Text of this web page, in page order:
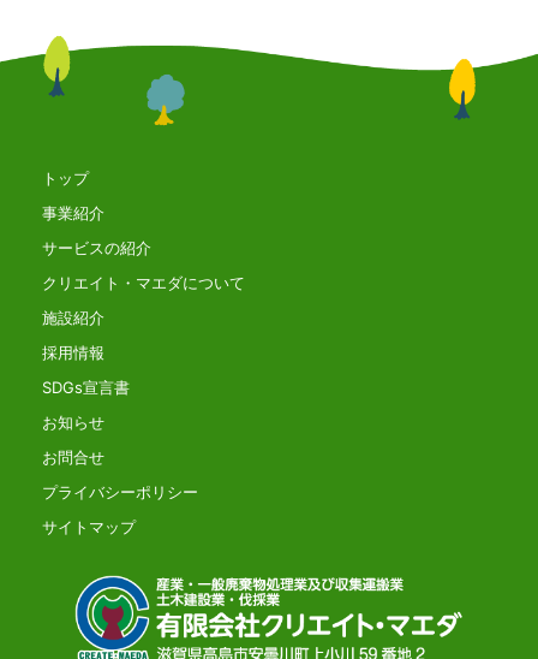
トップ
事業紹介
サービスの紹介
クリエイト・マエダについて
施設紹介
採用情報
SDGs宣言書
お知らせ
お問合せ
プライバシーポリシー
サイトマップ